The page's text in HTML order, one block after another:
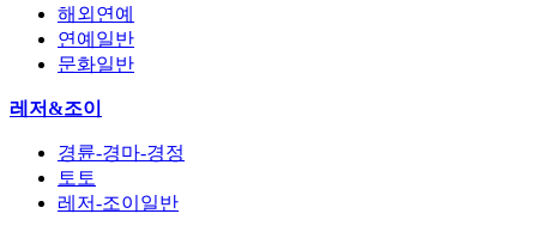
해외연예
연예일반
문화일반
레저&조이
경륜-경마-경정
토토
레저-조이일반